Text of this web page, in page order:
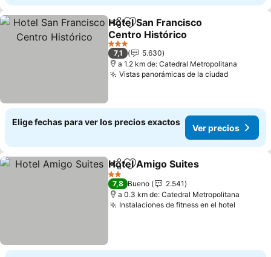
CompartirAgregar a favoritos
Hotel San Francisco
Centro Histórico
Ver precios
3 Estrellas
7,1
5.630
a 1.2 km de: Catedral Metropolitana
Vistas panorámicas de la ciudadVer
Elige fechas para ver los precios exactos
Ver precios
CompartirAgregar a favoritos
Hotel Amigo Suites
2 Estrellas
7,8 Bueno
2.541
a 0.3 km de: Catedral Metropolitana
Instalaciones de fitness en el hotel